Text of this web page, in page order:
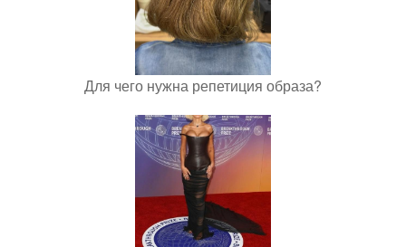
Для чего нужна репетиция образа?